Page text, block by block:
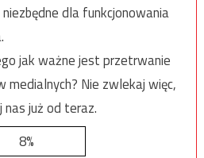
dla funkcjonowania
jak ważne jest przetrwanie
medialnych? Nie zwlekaj więc,
nas już od teraz.
8%